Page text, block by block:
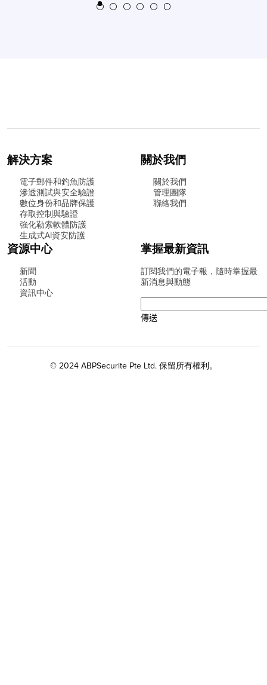
解決方案
電子郵件和釣魚防護
滲透測試與安全驗證
數位身份和品牌保護
存取控制與驗證
強化勒索軟體防護
生成式AI資安防護
關於我們
關於我們
管理團隊
聯絡我們
資源中心
新聞
活動
資訊中心
掌握最新資訊
訂閱我們的電子報，隨時掌握最
新消息與動態
© 2024 ABPSecurite Pte Ltd. 保留所有權利。